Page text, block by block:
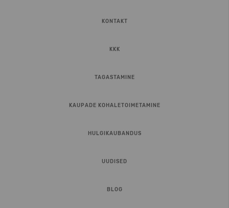
KONTAKT
KKK
TAGASTAMINE
KAUPADE KOHALETOIMETAMINE
HULGIKAUBANDUS
UUDISED
BLOG